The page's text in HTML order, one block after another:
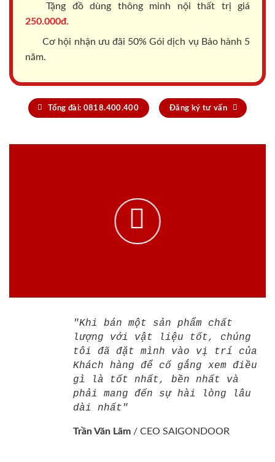
Tặng đồ dùng thông minh nội thất trị giá
250.000đ.
Cơ hội nhận ưu đãi 50% Gói dịch vụ Bảo hành 5
năm.
Tổng đài: 0818.400.400 Đăng ký tư vấn
"Khi bán một sản phẩm chất
lượng với vật liệu tốt, chúng
tôi đã đặt mình vào vị trí của
Khách hàng để cố gắng xem điều
gì là tốt nhất, bền nhất và
phải mang đến sự hài lòng lâu
dài nhất"
Trần Văn Lãm / CEO SAIGONDOOR